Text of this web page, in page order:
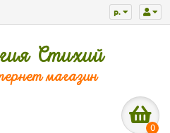
р.
0